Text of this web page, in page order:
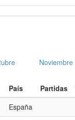
Noviembre
País Partidas
España